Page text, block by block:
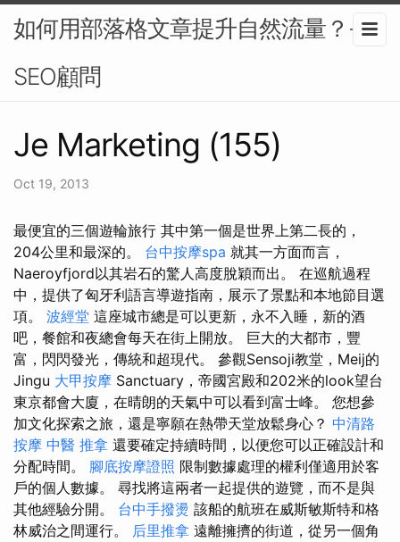
如何用部落格文章提升自然流量？-
SEO顧問
Je Marketing (155)
Oct 19, 2013
最便宜的三個遊輪旅行 其中第一個是世界上第二長的，
204公里和最深的。 台中按摩spa 就其一方面而言，
Naeroyfjord以其岩石的驚人高度脫穎而出。 在巡航過程
中，提供了匈牙利語言導遊指南，展示了景點和本地節目選
項。 波經堂 這座城市總是可以更新，永不入睡，新的酒
吧，餐館和夜總會每天在街上開放。 巨大的大都市，豐
富，閃閃發光，傳統和超現代。 參觀Sensoji教堂，Meij的
Jingu 大甲按摩 Sanctuary，帝國宮殿和202米的look望台
東京都會大廈，在晴朗的天氣中可以看到富士峰。 您想參
加文化探索之旅，還是寧願在熱帶天堂放鬆身心？ 中清路
按摩 中醫 推拿 還要確定持續時間，以便您可以正確設計和
分配時間。 腳底按摩證照 限制數據處理的權利僅適用於客
戶的個人數據。 尋找將這兩者一起提供的遊覽，而不是與
其他經驗分開。 台中手撥燙 該船的航班在威斯敏斯特和格
林威治之間運行。 后里推拿 遠離擁擠的街道，從另一個角